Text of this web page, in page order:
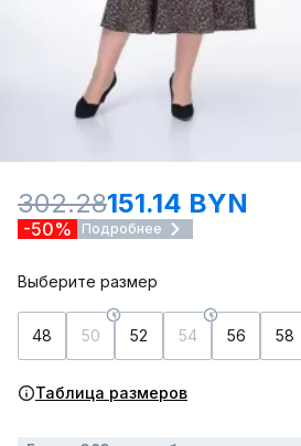
302.28151.14 BYN
-50% Подробнее
Выберите размер
48 50 52 54 56 58
Таблица размеров